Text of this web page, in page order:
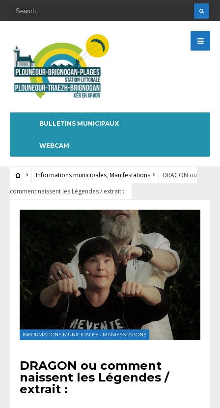
BULLETINS MUNICIPAUX
WEBCAM
Informations municipales, Manifestations
DRAGON ou
comment naissent les Légendes / extrait :
INFORMATIONS MUNICIPALES • MANIFESTATIONS
DRAGON ou comment
naissent les Légendes /
extrait :